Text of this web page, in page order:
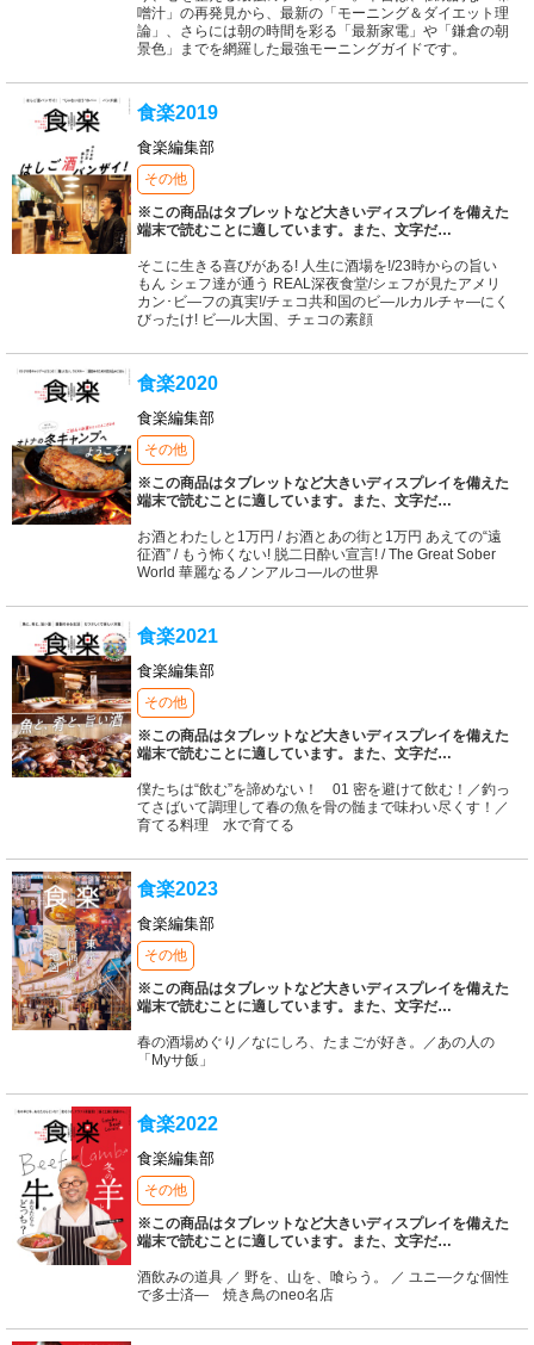
噌汁」の再発見から、最新の「モーニング＆ダイエット理
論」、さらには朝の時間を彩る「最新家電」や「鎌倉の朝
景色」までを網羅した最強モーニングガイドです。
食楽2019
食楽編集部
その他
※この商品はタブレットなど大きいディスプレイを備えた
端末で読むことに適しています。また、文字だ…
そこに生きる喜びがある! 人生に酒場を!/23時からの旨い
もん シェフ達が通う REAL深夜食堂/シェフが見たアメリ
カン･ビ―フの真実!/チェコ共和国のビ―ルカルチャ―にく
びったけ! ビ―ル大国、チェコの素顔
食楽2020
食楽編集部
その他
※この商品はタブレットなど大きいディスプレイを備えた
端末で読むことに適しています。また、文字だ…
お酒とわたしと1万円 / お酒とあの街と1万円 あえての“遠
征酒” / もう怖くない! 脱二日酔い宣言! / The Great Sober
World 華麗なるノンアルコ―ルの世界
食楽2021
食楽編集部
その他
※この商品はタブレットなど大きいディスプレイを備えた
端末で読むことに適しています。また、文字だ…
僕たちは“飲む”を諦めない！ 01 密を避けて飲む！／釣っ
てさばいて調理して春の魚を骨の髄まで味わい尽くす！／
育てる料理 水で育てる
食楽2023
食楽編集部
その他
※この商品はタブレットなど大きいディスプレイを備えた
端末で読むことに適しています。また、文字だ…
春の酒場めぐり／なにしろ、たまごが好き。／あの人の
「Myサ飯」
食楽2022
食楽編集部
その他
※この商品はタブレットなど大きいディスプレイを備えた
端末で読むことに適しています。また、文字だ…
酒飲みの道具 ／ 野を、山を、喰らう。 ／ ユニ―クな個性
で多士済― 焼き鳥のneo名店